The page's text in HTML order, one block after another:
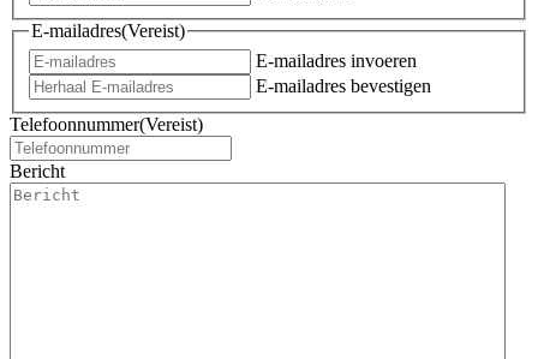
E-mailadres(Vereist)
E-mailadres invoeren
E-mailadres bevestigen
Telefoonnummer(Vereist)
Bericht